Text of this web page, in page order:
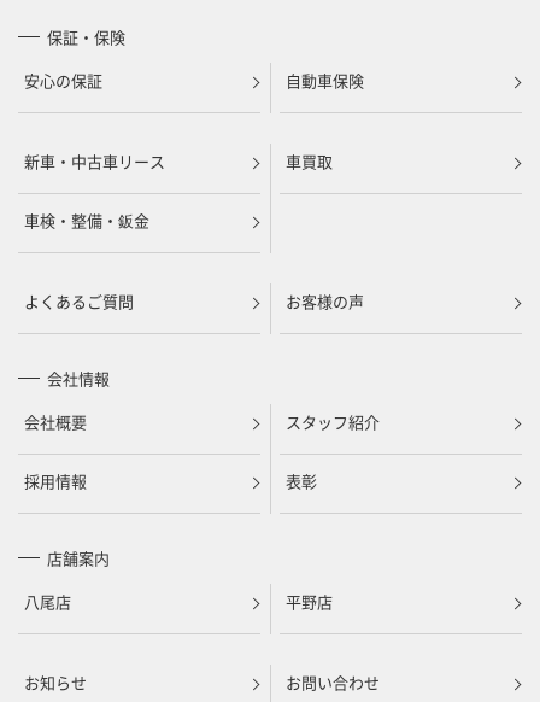
保証・保険
安心の保証
自動車保険
新車・中古車リース 車買取
車検・整備・鈑金
よくあるご質問 お客様の声
会社情報
会社概要
スタッフ紹介
採用情報 表彰
店舗案内
八尾店
平野店
お知らせ お問い合わせ